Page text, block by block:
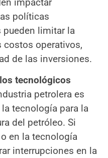
políticas
limitar la
costos operativos,
de las inversiones.
tecnológicos
petrolera es
tecnología para la
del petróleo. Si
en la tecnología
interrupciones en la